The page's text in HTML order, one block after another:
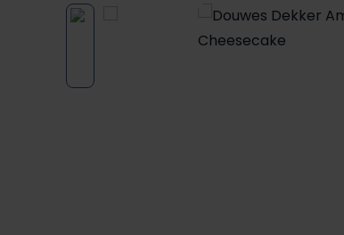
Afbeeldingengalerij overslaan